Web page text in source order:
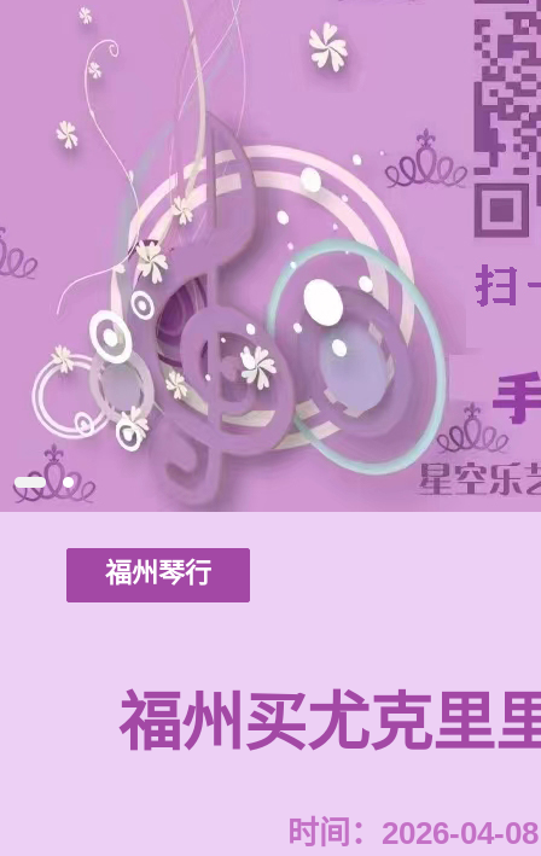
福州琴行
福州买尤克里
时间：2026-04-